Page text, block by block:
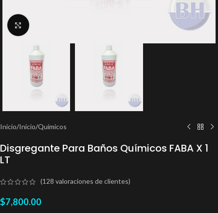
Clic para ampliar
Inicio/Inicio/Quimicos
Disgregante Para Baños Químicos FABA X 1
LT
(128 valoraciones de clientes)
$7,800.00